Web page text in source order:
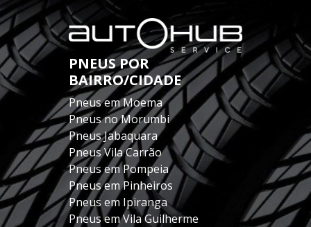
PNEUS POR
BAIRRO/CIDADE
Pneus em Moema
Pneus no Morumbi
Pneus Jabaquara
Pneus Vila Carrão
Pneus em Pompeia
Pneus em Pinheiros
Pneus em Ipiranga
Pneus em Vila Guilherme